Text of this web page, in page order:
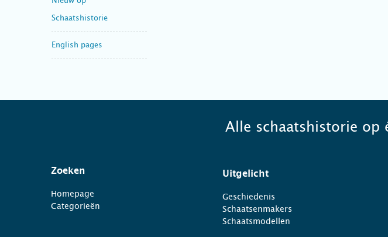
Schaatshistorie
English pages
Alle schaatshistorie op
Zoeken
Homepage
Categorieën
Uitgelicht
Geschiedenis
Schaatsenmakers
Schaatsmodellen